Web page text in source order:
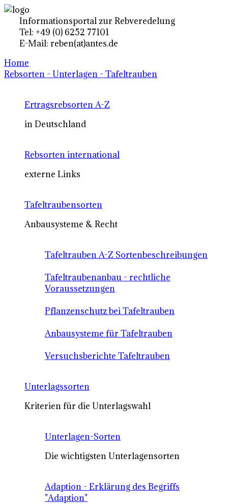
Informationsportal zur Rebveredelung
Tel: +49 (0) 6252 77101
E-Mail: reben(at)antes.de
Home
Rebsorten - Unterlagen - Tafeltrauben
Ertragsrebsorten A-Z
in Deutschland
Rebsorten international
externe Links
Tafeltraubensorten
Anbausysteme & Recht
Tafeltrauben A-Z Sortenbeschreibungen
Tafeltraubenanbau - rechtliche
Voraussetzungen
Pflanzenschutz bei Tafeltrauben
Anbausysteme für Tafeltrauben
Versuchsberichte Tafeltrauben
Unterlagssorten
Kriterien für die Unterlagswahl
Unterlagen-Sorten
Die wichtigsten Unterlagensorten
Adaption - Erklärung des Begriffs
"Adaption"